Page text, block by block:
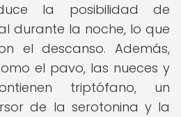
la posibilidad de
durante la noche, lo que
el descanso. Además,
el pavo, las nueces y
triptófano, un
de la serotonina y la